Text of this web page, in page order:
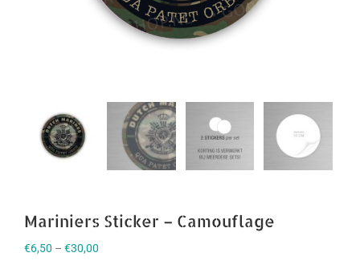
Mariniers Sticker – Camouflage
€6,50 – €30,00